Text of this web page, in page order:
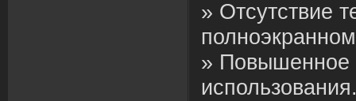
» Отсутствие
» Повышенное